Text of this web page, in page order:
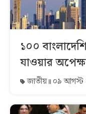
১০০
যাওয়ার
জাতীয় ০৯ আগস্ট